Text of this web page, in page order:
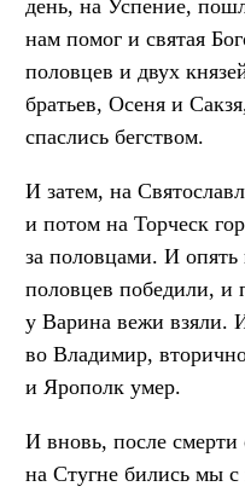
день, на Успение,
нам помог и святая
половцев и двух
братьев, Осеня и
спаслись бегством.
И затем, на
и потом на Торческ
за половцами. И опять
половцев победили, и
у Варина вежи взяли.
во Владимир,
и Ярополк умер.
И вновь, после
на Стугне бились мы с